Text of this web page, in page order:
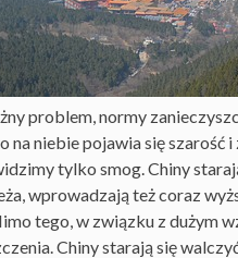
problem, normy
na niebie pojawia się
tylko smog. Chiny
wprowadzają też coraz
tego, w związku z dużym
Chiny starają się